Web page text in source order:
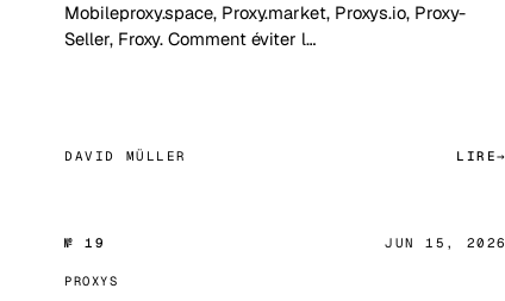
Mobileproxy.space, Proxy.market, Proxys.io, Proxy-
Seller, Froxy. Comment éviter l…
DAVID MÜLLER LIRE
№ 19 JUN 15, 2026
PROXYS